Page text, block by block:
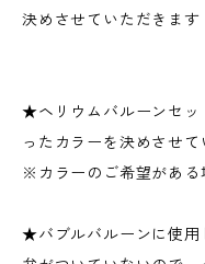
決めさせていただきます
★ヘリウムバルーンセッ
ったカラーを決めさせ
※カラーのご希望がある
★バブルバルーンに使用